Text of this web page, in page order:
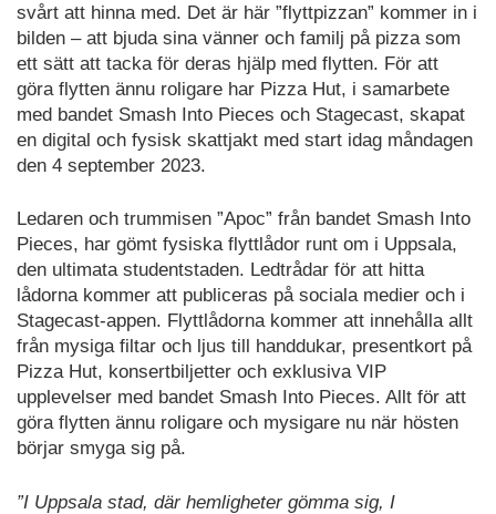
svårt att hinna med. Det är här ”flyttpizzan” kommer in i
bilden – att bjuda sina vänner och familj på pizza som
ett sätt att tacka för deras hjälp med flytten. För att
göra flytten ännu roligare har Pizza Hut, i samarbete
med bandet Smash Into Pieces och Stagecast, skapat
en digital och fysisk skattjakt med start idag måndagen
den 4 september 2023.
Ledaren och trummisen ”Apoc” från bandet Smash Into
Pieces, har gömt fysiska flyttlådor runt om i Uppsala,
den ultimata studentstaden. Ledtrådar för att hitta
lådorna kommer att publiceras på sociala medier och i
Stagecast-appen. Flyttlådorna kommer att innehålla allt
från mysiga filtar och ljus till handdukar, presentkort på
Pizza Hut, konsertbiljetter och exklusiva VIP
upplevelser med bandet Smash Into Pieces. Allt för att
göra flytten ännu roligare och mysigare nu när hösten
börjar smyga sig på.
”I Uppsala stad, där hemligheter gömma sig, I